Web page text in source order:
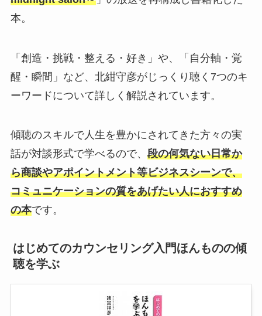
本。
「創造・挑戦・整える・好き」や、「自分軸・覚
醒・瞬間」など、北紺守彦がじっくり聴く7つのキ
ーワードについて詳しく解説されています。
傾聴のスキルで人生を豊かにされてきた方々の実
話が対談形式で学べるので、 段の何気ない日常か
ら商談やアポイントメント等ビジネスシーンで、
コミュニケーションの質をあげたい人におすすめ
の本です。
はじめてのカウンセリング入門ほんものの傾
聴を学ぶ